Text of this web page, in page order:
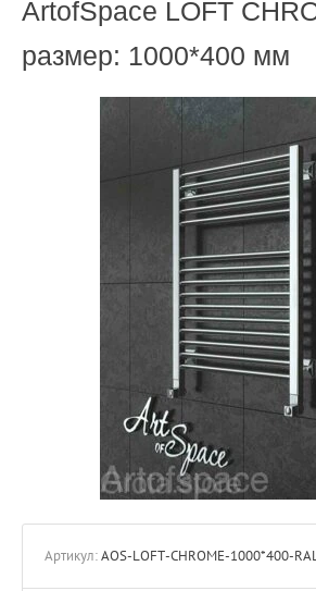
ArtofSpace LOFT
размер: 1000*400 мм
Артикул:AOS-LOFT-CHROME-1000*400-